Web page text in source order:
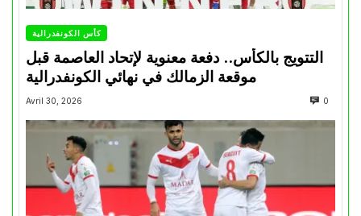
كأس الكونفدرالية
التتويج بالكأس.. دفعة معنوية لإتحاد العاصمة قبل
موقعة الزمالك في نهائي الكونفدرالية
Avril 30, 2026 0